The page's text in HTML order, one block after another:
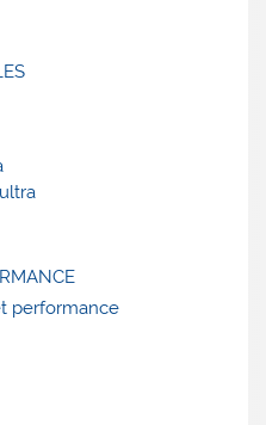
performance